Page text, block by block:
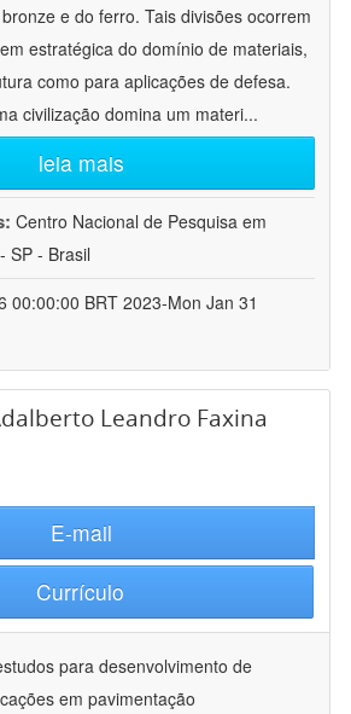
e do ferro. Tais divisões ocorrem
estratégica do domínio de materiais,
como para aplicações de defesa.
civilização domina um materi...
leia mais
Centro Nacional de Pesquisa em
SP - Brasil
00:00:00 BRT 2023-Mon Jan 31
Leandro Faxina
E-mail
Currículo
para desenvolvimento de
em pavimentação